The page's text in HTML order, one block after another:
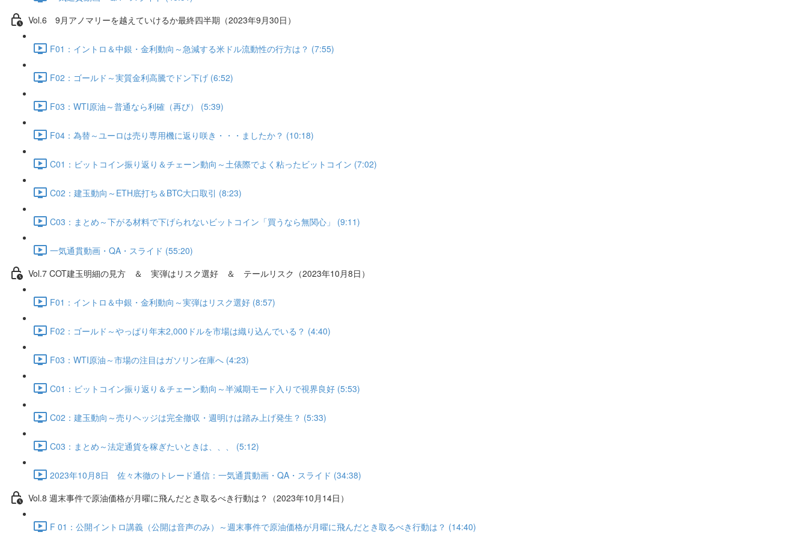
Vol.6 9⽉アノマリーを越えていけるか最終四半期（2023年9月30日）
F01：イントロ＆中銀・金利動向～急減する米ドル流動性の行方は？ (7:55)
F02：ゴールド～実質金利高騰でドン下げ (6:52)
F03：WTI原油～普通なら利確（再び） (5:39)
F04：為替～ユーロは売り専用機に返り咲き・・・ましたか？ (10:18)
C01：ビットコイン振り返り＆チェーン動向～土俵際でよく粘ったビットコイン (7:02)
C02：建玉動向～ETH底打ち＆BTC大口取引 (8:23)
C03：まとめ～下がる材料で下げられないビットコイン「買うなら無関心」 (9:11)
一気通貫動画・QA・スライド (55:20)
Vol.7 COT建⽟明細の⾒⽅ ＆ 実弾はリスク選好 ＆ テールリスク（2023年10月8日）
F01：イントロ＆中銀・金利動向～実弾はリスク選好 (8:57)
F02：ゴールド～やっぱり年末2,000ドルを市場は織り込んでいる？ (4:40)
F03：WTI原油～市場の注目はガソリン在庫へ (4:23)
C01：ビットコイン振り返り＆チェーン動向～半減期モード入りで視界良好 (5:53)
C02：建玉動向～売りヘッジは完全撤収・週明けは踏み上げ発生？ (5:33)
C03：まとめ～法定通貨を稼ぎたいときは、、、 (5:12)
2023年10月8日 佐々木徹のトレード通信：一気通貫動画・QA・スライド (34:38)
Vol.8 週末事件で原油価格が月曜に飛んだとき取るべき行動は？（2023年10月14日）
F 01：公開イントロ講義（公開は音声のみ）～週末事件で原油価格が月曜に飛んだとき取るべき行動は？ (14:40)